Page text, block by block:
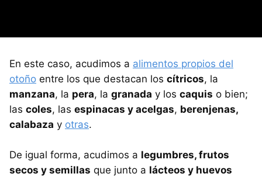
En este caso, acudimos a alimentos propios del
otoño entre los que destacan los cítricos, la
manzana, la pera, la granada y los caquis o bien;
las coles, las espinacas y acelgas, berenjenas,
calabaza y otras.
De igual forma, acudimos a legumbres, frutos
secos y semillas que junto a lácteos y huevos